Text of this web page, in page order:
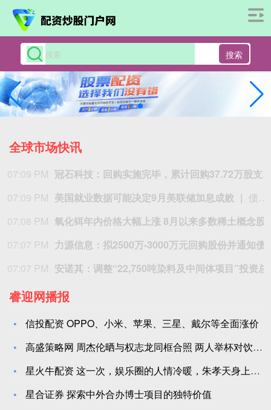
搜索
全球市场快讯
07:09 PM
07:09 PM 美国就业数据可能决定9月美联储加息成败
债券交易员们正为周五的美国就业报告做好准备，因为市场定价显示9月美联储加息的可能性超过50%。 经济学家预计7月份新增约8万个就业岗位。 一份强劲的报告，尤其是更高的工资压力，可能提振加息预期并推高国债收益率。 疲软的就业数据可能降低这些押注。 下周的美国通胀数据将为美联储的下一步行动提供另一个关键信号。
07:08 PM
07:07 PM
07:07 PM
睿迎网播报
信投配资 OPPO、小米、苹果、三星、戴尔等全面涨价
高盛策略网 周杰伦晒与权志龙同框合照 两人举杯对饮气氛融洽
星火牛配资 这一次，娱乐圈的人情冷暖，朱孝天身上展现无遗_演
星合证券 探索中外合办博士项目的独特价值